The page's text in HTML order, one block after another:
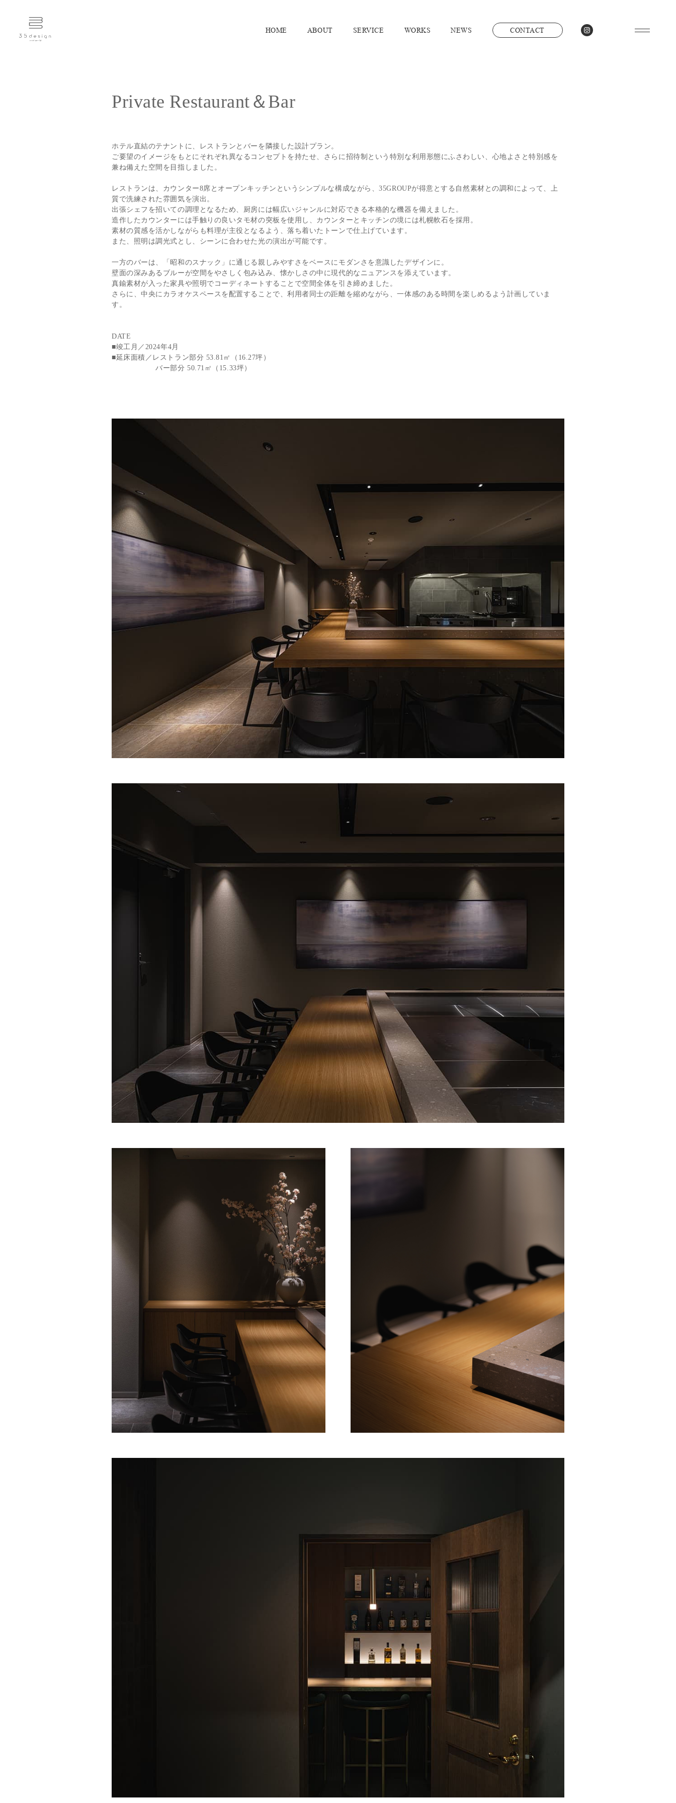
HOME ABOUT SERVICE WORKS NEWS CONTACT
Private Restaurant＆Bar
ホテル直結のテナントに、レストランとバーを隣接した設計プラン。
ご要望のイメージをもとにそれぞれ異なるコンセプトを持たせ、さらに招待制という特別な利用形態にふさわしい、心地よさと特別感を
兼ね備えた空間を目指しました。
レストランは、カウンター8席とオープンキッチンというシンプルな構成ながら、35GROUPが得意とする自然素材との調和によって、上
質で洗練された雰囲気を演出。
出張シェフを招いての調理となるため、厨房には幅広いジャンルに対応できる本格的な機器を備えました。
造作したカウンターには手触りの良いタモ材の突板を使用し、カウンターとキッチンの境には札幌軟石を採用。
素材の質感を活かしながらも料理が主役となるよう、落ち着いたトーンで仕上げています。
また、照明は調光式とし、シーンに合わせた光の演出が可能です。
一方のバーは、「昭和のスナック」に通じる親しみやすさをベースにモダンさを意識したデザインに。
壁面の深みあるブルーが空間をやさしく包み込み、懐かしさの中に現代的なニュアンスを添えています。
真鍮素材が入った家具や照明でコーディネートすることで空間全体を引き締めました。
さらに、中央にカラオケスペースを配置することで、利用者同士の距離を縮めながら、一体感のある時間を楽しめるよう計画していま
す。
DATE
■竣工月／2024年4月
■延床面積／レストラン部分 53.81㎡（16.27坪）
バー部分 50.71㎡（15.33坪）